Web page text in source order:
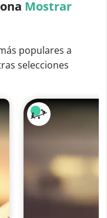
Mostrar
populares a
selecciones